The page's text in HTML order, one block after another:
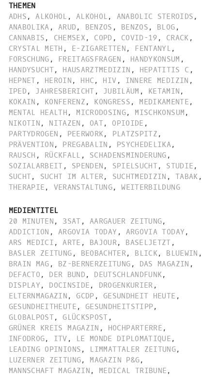
THEMEN
ADHS , ALKOHOL , ALKOHOL , ANABOLIC STEROIDS ,
ANABOLIKA , ARUD , BENZOS , BENZOS , BLOG ,
CANNABIS , CHEMSEX , COPD , COVID-19 , CRACK ,
CRYSTAL METH , E-ZIGARETTEN , FENTANYL ,
FORSCHUNG , FREITAGSFRAGEN , HANDYKONSUM ,
HANDYSUCHT, HAUSARZTMEDIZIN , HEPATITIS C ,
HEPNET , HEROIN , HHC , HIV , INNERE MEDIZIN ,
IPED , JAHRESBERICHT , JUBILÄUM , KETAMIN ,
KOKAIN , KONFERENZ , KONGRESS , MEDIKAMENTE ,
MENTAL HEALTH , MICRODOSING, MISCHKONSUM ,
NIKOTIN , NITAZEN , OAT, OPIOIDE ,
PARTYDROGEN , PEERWORK, PLATZSPITZ ,
PRÄVENTION , PREGABALIN , PSYCHEDELIKA,
RAUSCH , RÜCKFALL , SCHADENSMINDERUNG ,
SOZIALARBEIT , SPENDEN , SPIELSUCHT, STUDIE ,
SUCHT, SUCHT IM ALTER, SUCHTMEDIZIN , TABAK ,
THERAPIE , VERANSTALTUNG, WEITERBILDUNG
MEDIENTITEL
20 MINUTEN , 3SAT , AARGAUER ZEITUNG,
ADDICTION , ARGOVIA TODAY , ARGOVIA TODAY,
ARS MEDICI , ARTE , BAJOUR, BASELJETZT ,
BASLER ZEITUNG , BEOBACHTER, BLICK, BLUEWIN ,
BRAIN MAG , BZ-BERNERZEITUNG , DAS MAGAZIN ,
DEFACTO , DER BUND , DEUTSCHLANDFUNK,
DISPLAY, DOCINSIDE , DROGENKURIER ,
ELTERNMAGAZIN , GCDP , GESUNDHEIT HEUTE ,
GESUNDHEITHEUTE , GESUNDHEITSTIPP,
GLOBALPOST, GLÜCKSPOST ,
GRÜNER KREIS MAGAZIN , HOCHPARTERRE ,
INFODROG, ITV , LE MONDE DIPLOMATIQUE ,
LEADING OPINIONS , LIMMATTALER ZEITUNG,
LUZERNER ZEITUNG, MAGAZIN P&G,
MANNSCHAFT MAGAZIN , MEDICAL TRIBUNE ,